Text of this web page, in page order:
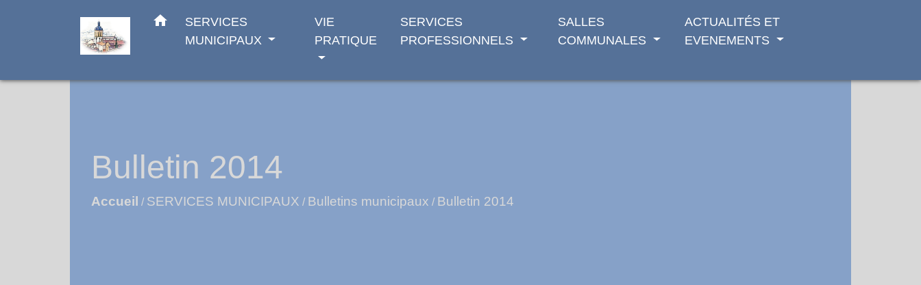
home
SERVICES
MUNICIPAUX
VIE
PRATIQUE
SERVICES
PROFESSIONNELS
SALLES
COMMUNALES
ACTUALITÉS ET
EVENEMENTS
Bulletin 2014
Accueil / SERVICES MUNICIPAUX / Bulletins municipaux / Bulletin 2014